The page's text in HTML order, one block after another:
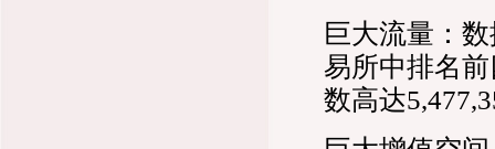
巨大流量：
易所中排名
数高达